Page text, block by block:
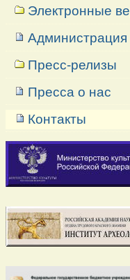
Электронные
Администрация
Пресс-релизы
Пресса о нас
Контакты